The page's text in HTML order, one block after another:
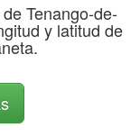
Tenango-de-
y latitud de